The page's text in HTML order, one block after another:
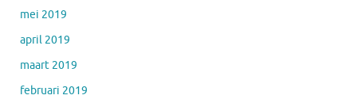
mei 2019
april 2019
maart 2019
februari 2019